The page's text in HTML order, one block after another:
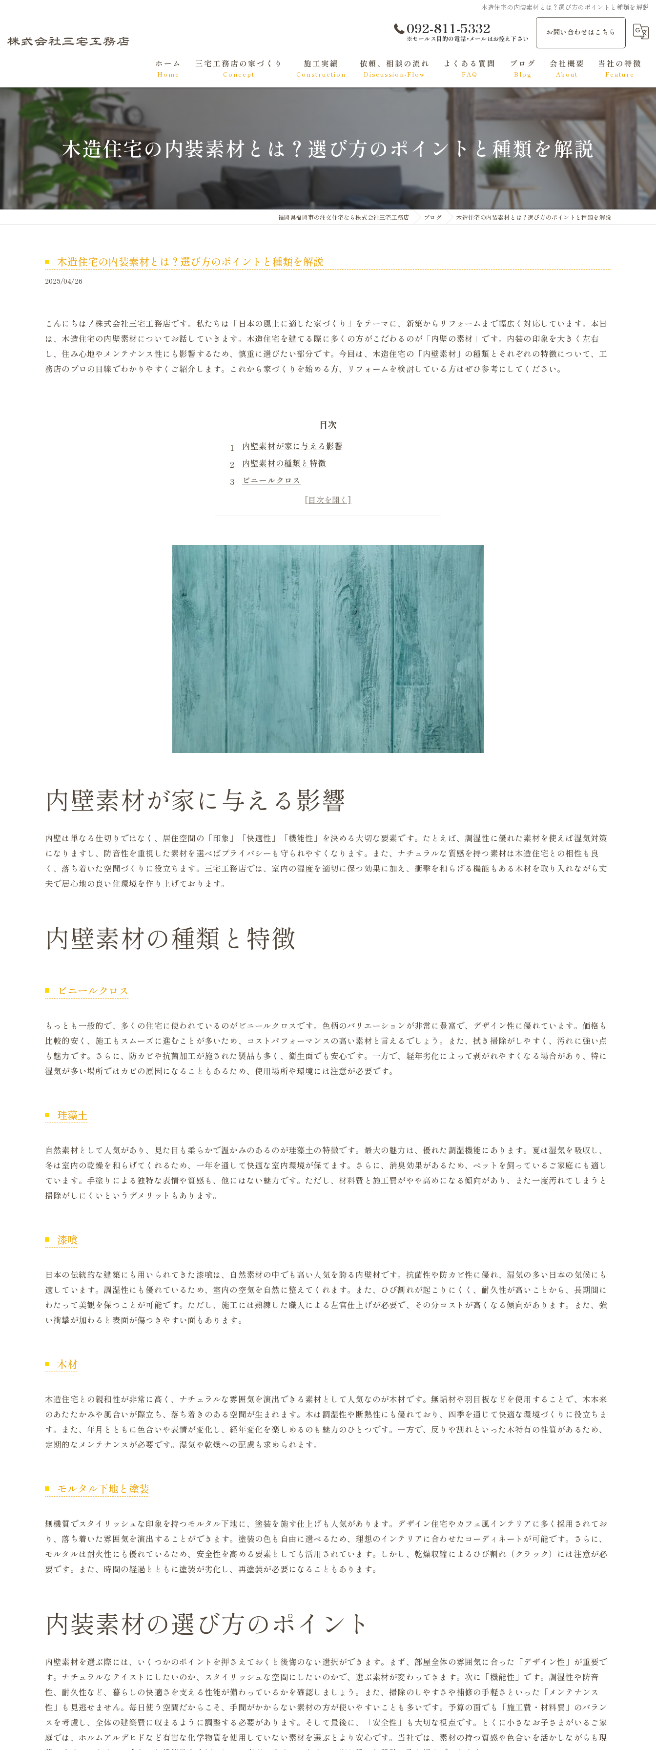
木造住宅の内装素材とは？選び方のポイントと種類を解説
092-811-5332
※セールス目的の電話･メールはお控え下さい
お問い合わせはこちら
ホーム
Home
三宅工務店の家づくり
Concept
施工実績
Construction
依頼、相談の流れ
Discussion-Flow
よくある質問
FAQ
ブログ
Blog
会社概要
About
当社の特徴
Feature
洋風
シンプルモダン
ナチュラル
エレガント
木造住宅の内装素材とは？選び方のポイントと種類を解説
福岡県福岡市の注文住宅なら株式会社三宅工務店 ブログ 木造住宅の内装素材とは？選び方のポイントと種類を解説
木造住宅の内装素材とは？選び方のポイントと種類を解説
2025/04/26
こんにちは！株式会社三宅工務店です。私たちは「日本の風土に適した家づくり」をテーマに、新築からリフォームまで幅広く対応しています。本日
は、木造住宅の内壁素材についてお話していきます。木造住宅を建てる際に多くの方がこだわるのが「内壁の素材」です。内装の印象を大きく左右
し、住み心地やメンテナンス性にも影響するため、慎重に選びたい部分です。今回は、木造住宅の「内壁素材」の種類とそれぞれの特徴について、工
務店のプロの目線でわかりやすくご紹介します。これから家づくりを始める方、リフォームを検討している方はぜひ参考にしてください。
目次
内壁素材が家に与える影響
内壁素材の種類と特徴
ビニールクロス
漆喰
モルタル下地と塗装
内装素材の選び方のポイント
素材選びを楽しむコツ
まとめ
内壁素材が家に与える影響
内壁は単なる仕切りではなく、居住空間の「印象」「快適性」「機能性」を決める大切な要素です。たとえば、調湿性に優れた素材を使えば湿気対策
になりますし、防音性を重視した素材を選べばプライバシーも守られやすくなります。また、ナチュラルな質感を持つ素材は木造住宅との相性も良
く、落ち着いた空間づくりに役立ちます。三宅工務店では、室内の湿度を適切に保つ効果に加え、衝撃を和らげる機能もある木材を取り入れながら丈
夫で居心地の良い住環境を作り上げております。
内壁素材の種類と特徴
ビニールクロス
もっとも一般的で、多くの住宅に使われているのがビニールクロスです。色柄のバリエーションが非常に豊富で、デザイン性に優れています。価格も
比較的安く、施工もスムーズに進むことが多いため、コストパフォーマンスの高い素材と言えるでしょう。また、拭き掃除がしやすく、汚れに強い点
も魅力です。さらに、防カビや抗菌加工が施された製品も多く、衛生面でも安心です。一方で、経年劣化によって剥がれやすくなる場合があり、特に
湿気が多い場所ではカビの原因になることもあるため、使用場所や環境には注意が必要です。
珪藻土
自然素材として人気があり、見た目も柔らかで温かみのあるのが珪藻土の特徴です。最大の魅力は、優れた調湿機能にあります。夏は湿気を吸収し、
冬は室内の乾燥を和らげてくれるため、一年を通して快適な室内環境が保てます。さらに、消臭効果があるため、ペットを飼っているご家庭にも適し
ています。手塗りによる独特な表情や質感も、他にはない魅力です。ただし、材料費と施工費がやや高めになる傾向があり、また一度汚れてしまうと
掃除がしにくいというデメリットもあります。
漆喰
日本の伝統的な建築にも用いられてきた漆喰は、自然素材の中でも高い人気を誇る内壁材です。抗菌性や防カビ性に優れ、湿気の多い日本の気候にも
適しています。調湿性にも優れているため、室内の空気を自然に整えてくれます。また、ひび割れが起こりにくく、耐久性が高いことから、長期間に
わたって美観を保つことが可能です。ただし、施工には熟練した職人による左官仕上げが必要で、その分コストが高くなる傾向があります。また、強
い衝撃が加わると表面が傷つきやすい面もあります。
木材
木造住宅との親和性が非常に高く、ナチュラルな雰囲気を演出できる素材として人気なのが木材です。無垢材や羽目板などを使用することで、木本来
のあたたかみや風合いが際立ち、落ち着きのある空間が生まれます。木は調湿性や断熱性にも優れており、四季を通じて快適な環境づくりに役立ちま
す。また、年月とともに色合いや表情が変化し、経年変化を楽しめるのも魅力のひとつです。一方で、反りや割れといった木特有の性質があるため、
定期的なメンテナンスが必要です。湿気や乾燥への配慮も求められます。
モルタル下地と塗装
無機質でスタイリッシュな印象を持つモルタル下地に、塗装を施す仕上げも人気があります。デザイン住宅やカフェ風インテリアに多く採用されてお
り、落ち着いた雰囲気を演出することができます。塗装の色も自由に選べるため、理想のインテリアに合わせたコーディネートが可能です。さらに、
モルタルは耐火性にも優れているため、安全性を高める要素としても活用されています。しかし、乾燥収縮によるひび割れ（クラック）には注意が必
要です。また、時間の経過とともに塗装が劣化し、再塗装が必要になることもあります。
内装素材の選び方のポイント
内壁素材を選ぶ際には、いくつかのポイントを押さえておくと後悔のない選択ができます。まず、部屋全体の雰囲気に合った「デザイン性」が重要で
す。ナチュラルなテイストにしたいのか、スタイリッシュな空間にしたいのかで、選ぶ素材が変わってきます。次に「機能性」です。調湿性や防音
性、耐久性など、暮らしの快適さを支える性能が備わっているかを確認しましょう。また、掃除のしやすさや補修の手軽さといった「メンテナンス
性」も見逃せません。毎日使う空間だからこそ、手間がかからない素材の方が使いやすいことも多いです。予算の面でも「施工費・材料費」のバラン
スを考慮し、全体の建築費に収まるように調整する必要があります。そして最後に、「安全性」も大切な視点です。とくに小さなお子さまがいるご家
庭では、ホルムアルデヒドなど有害な化学物質を使用していない素材を選ぶとより安心です。当社では、素材の持つ質感や色合いを活かしながらも現